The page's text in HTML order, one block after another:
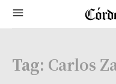
Tag: Carlos